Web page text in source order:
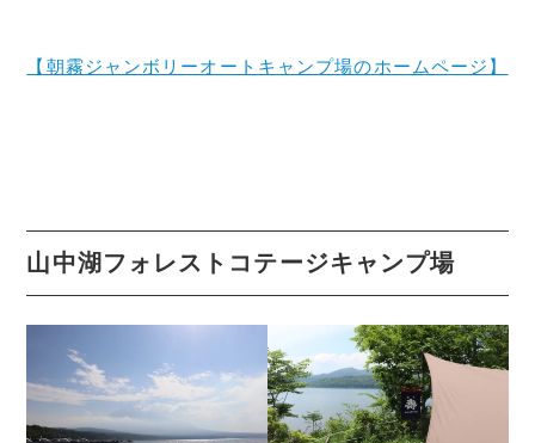
【朝霧ジャンボリーオートキャンプ場のホームページ】
山中湖フォレストコテージキャンプ場